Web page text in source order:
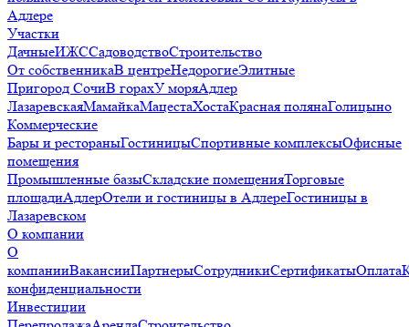
Адлере
Участки
ДачныеИЖССадоводствоСтроительство
От собственникаВ центреНедорогиеЭлитные
Пригород СочиВ горахУ моряАдлер
ЛазаревскаяМамайкаМацестаХостаКрасная полянаГолицыно
Коммерческие
Бары и рестораныГостиницыСпортивные комплексыОфисные
помещения
Промышленные базыСкладские помещенияТорговые
площадиАдлерОтели и гостиницы в АдлереГостиницы в
Лазаревском
О компании
О
компанииВакансииПартнерыСотрудникиСертификатыОплата
конфиденциальности
Инвестиции